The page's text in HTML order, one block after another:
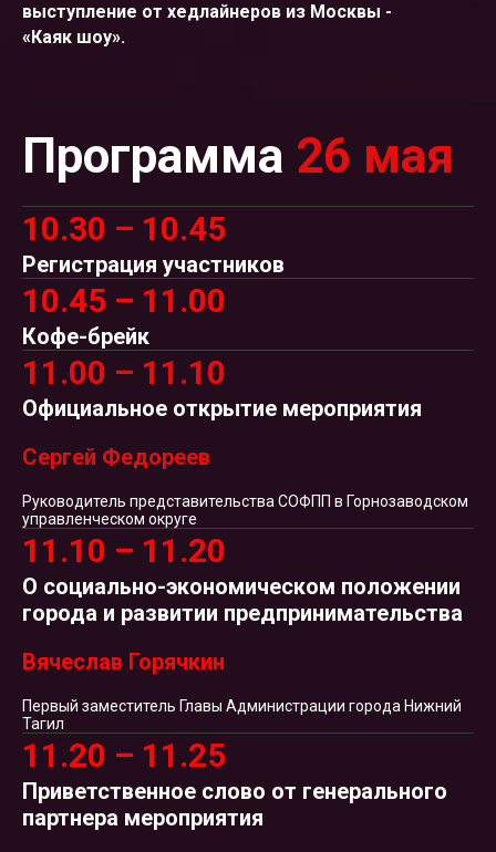
выступление от хедлайнеров из Москвы -
«Каяк шоу».
Программа 26 мая
10.30 – 10.45
Регистрация участников
10.45 – 11.00
Кофе-брейк
11.00 – 11.10
Официальное открытие мероприятия
Сергей Федореев
Руководитель представительства СОФПП в Горнозаводском
управленческом округе
11.10 – 11.20
О социально-экономическом положении
города и развитии предпринимательства
Вячеслав Горячкин
Первый заместитель Главы Администрации города Нижний
Тагил
11.20 – 11.25
Приветственное слово от генерального
партнера мероприятия